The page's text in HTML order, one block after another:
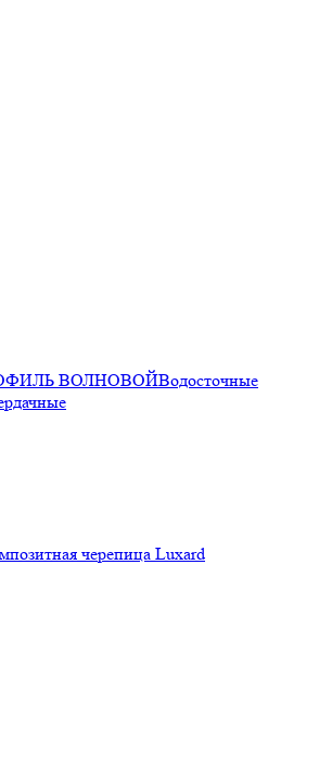
ВОЛНОВОЙВодосточные
черепица Luxard